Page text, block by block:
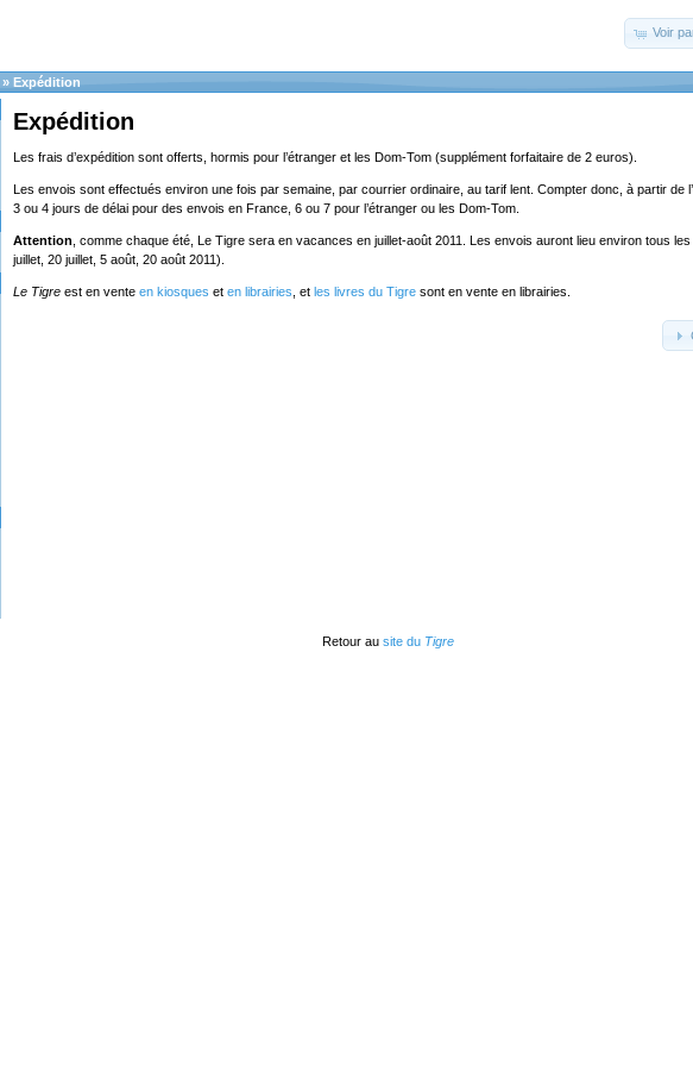
Voir
» Expédition
Expédition
Les frais d’expédition sont offerts, hormis pour l’étranger et les Dom-Tom (supplément forfaitaire de 2 euros).
Les envois sont effectués environ une fois par semaine, par courrier ordinaire, au tarif lent. Compter donc, à partir de
3 ou 4 jours de délai pour des envois en France, 6 ou 7 pour l’étranger ou les Dom-Tom.
Attention , comme chaque été, Le Tigre sera en vacances en juillet-août 2011. Les envois auront lieu environ tous
juillet, 20 juillet, 5 août, 20 août 2011).
Le Tigre est en vente en kiosques et en librairies , et les livres du Tigre sont en vente en librairies.
Retour au site du Tigre